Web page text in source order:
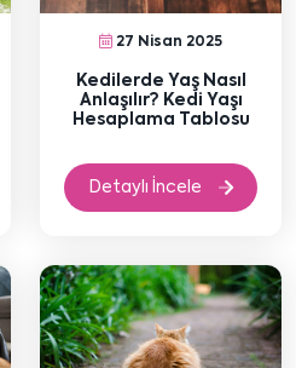
27 Nisan 2025
Kedilerde Yaş Nasıl
Anlaşılır? Kedi Yaşı
Hesaplama Tablosu
Detaylı İncele